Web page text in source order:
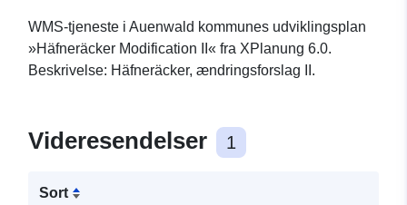
WMS-tjeneste i Auenwald kommunes udviklingsplan
»Häfneräcker Modification II« fra XPlanung 6.0.
Beskrivelse: Häfneräcker, ændringsforslag II.
Videresendelser 1
Sort